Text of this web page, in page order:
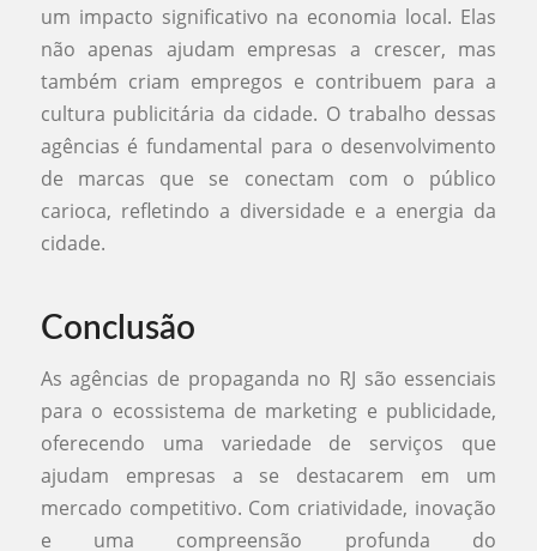
um impacto significativo na economia local. Elas
não apenas ajudam empresas a crescer, mas
também criam empregos e contribuem para a
cultura publicitária da cidade. O trabalho dessas
agências é fundamental para o desenvolvimento
de marcas que se conectam com o público
carioca, refletindo a diversidade e a energia da
cidade.
Conclusão
As agências de propaganda no RJ são essenciais
para o ecossistema de marketing e publicidade,
oferecendo uma variedade de serviços que
ajudam empresas a se destacarem em um
mercado competitivo. Com criatividade, inovação
e uma compreensão profunda do